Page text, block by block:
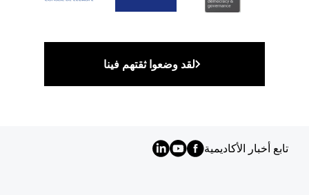
لقد وضعوا ثقتهم فينا
تابع أخبار الأكاديمية